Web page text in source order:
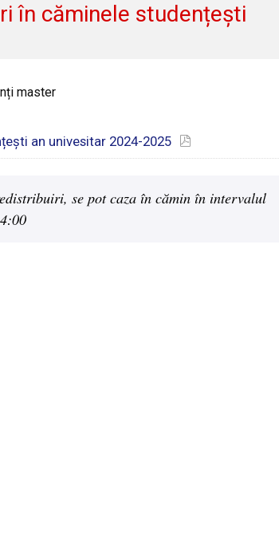
în căminele studențești
master
an univesitar 2024-2025
se pot caza în cămin în intervalul